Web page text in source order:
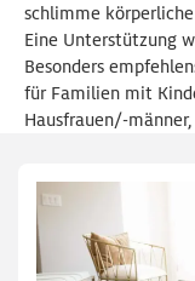
schlimme
Eine Unterstützung
Besonders
für Familien mit
Hausfrauen/-